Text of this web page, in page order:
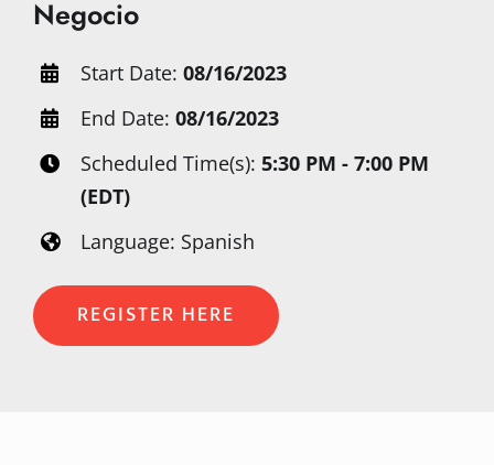
Negocio
Start Date:08/16/2023
End Date:08/16/2023
Scheduled Time(s):5:30 PM - 7:00 PM
(EDT)
Language: Spanish
REGISTER HERE